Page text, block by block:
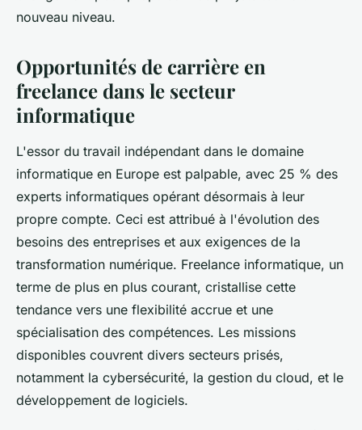
nouveau niveau.
Opportunités de carrière en
freelance dans le secteur
informatique
L'essor du travail indépendant dans le domaine
informatique en Europe est palpable, avec 25 % des
experts informatiques opérant désormais à leur
propre compte. Ceci est attribué à l'évolution des
besoins des entreprises et aux exigences de la
transformation numérique. Freelance informatique, un
terme de plus en plus courant, cristallise cette
tendance vers une flexibilité accrue et une
spécialisation des compétences. Les missions
disponibles couvrent divers secteurs prisés,
notamment la cybersécurité, la gestion du cloud, et le
développement de logiciels.